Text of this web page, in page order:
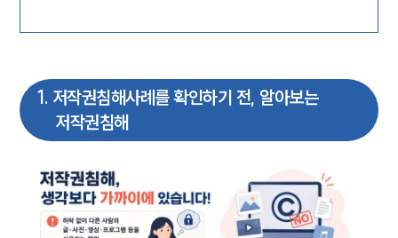
1. 저작권침해사례를 확인하기 전, 알아보는
저작권침해